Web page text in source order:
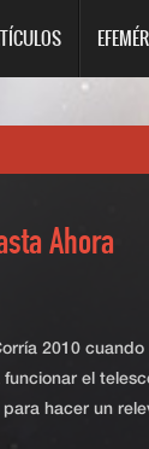
Ahora
2010
funcionar el
hacer un